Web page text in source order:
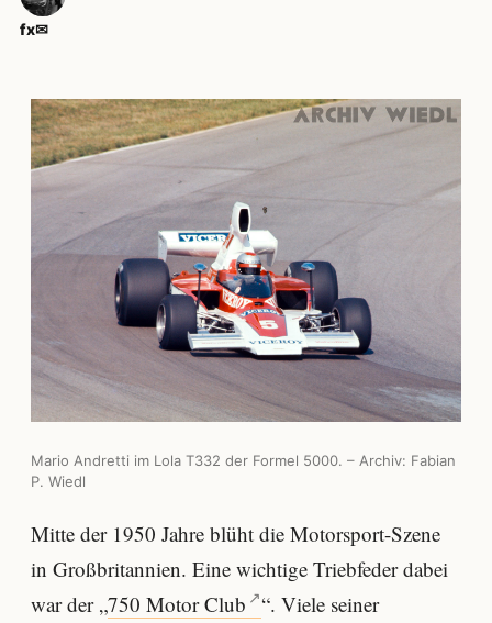
fx✉
Mario Andretti im Lola T332 der Formel 5000. – Archiv: Fabian
P. Wiedl
Mitte der 1950 Jahre blüht die Motorsport-Szene
in Großbritannien. Eine wichtige Triebfeder dabei
war der „750 Motor Club
“. Viele seiner